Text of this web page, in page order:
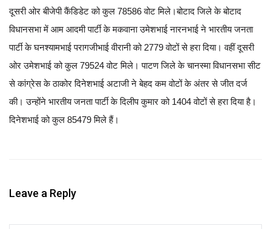
दूसरी ओर बीजेपी कैंडिडेट को कुल 78586 वोट मिले।बोटाद जिले के बोटाद
विधानसभा में आम आदमी पार्टी के मकवाना उमेशभाई नारनभाई ने भारतीय जनता
पार्टी के घनश्यामभाई परागजीभाई वीरानी को 2779 वोटों से हरा दिया। वहीं दूसरी
ओर उमेशभाई को कुल 79524 वोट मिले।पाटण जिले के चानस्मा विधानसभा सीट
से कांग्रेस के ठाकोर दिनेशभाई अटाजी ने बेहद कम वोटों के अंतर से जीत दर्ज
की। उन्होंने भारतीय जनता पार्टी के दिलीप कुमार को 1404 वोटों से हरा दिया है।
दिनेशभाई को कुल 85479 मिले हैं।
Leave a Reply